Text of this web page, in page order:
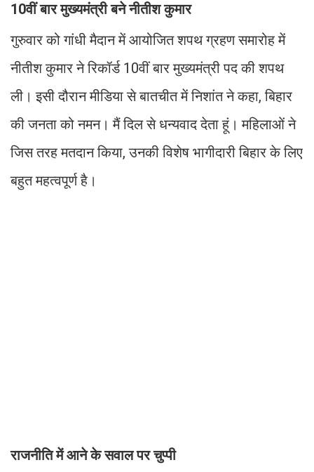
10वीं बार मुख्यमंत्री बने नीतीश कुमार
गुरुवार को गांधी मैदान में आयोजित शपथ ग्रहण समारोह में
नीतीश कुमार ने रिकॉर्ड 10वीं बार मुख्यमंत्री पद की शपथ
ली। इसी दौरान मीडिया से बातचीत में निशांत ने कहा, बिहार
की जनता को नमन। मैं दिल से धन्यवाद देता हूं। महिलाओं ने
जिस तरह मतदान किया, उनकी विशेष भागीदारी बिहार के लिए
बहुत महत्वपूर्ण है।
राजनीति में आने के सवाल पर चुप्पी